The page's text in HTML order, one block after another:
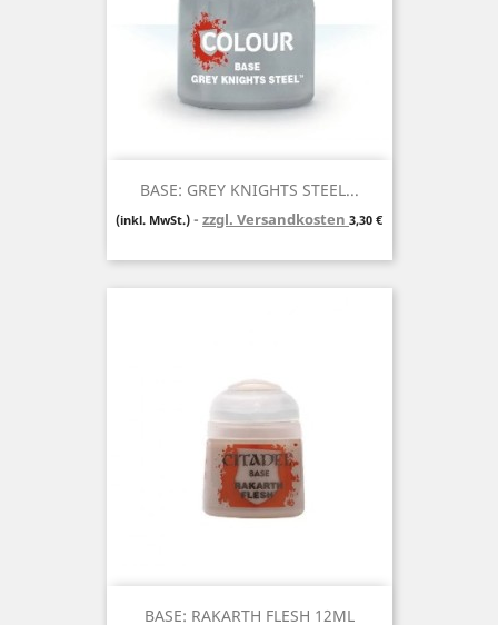
BASE: GREY KNIGHTS STEEL...
(inkl. MwSt.) zzgl. Versandkosten Preis
3,30 €
BASE: RAKARTH FLESH 12ML